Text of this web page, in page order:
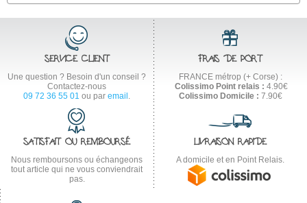
SERVICE CLIENT
Une question ? Besoin d'un conseil ?
Contactez-nous
09 72 36 55 01 ou par email .
FRAIS DE PORT
FRANCE métrop (+ Corse) :
Colissimo Point relais : 4.90€
Colissimo Domicile : 7.90€
SATISFAIT OU REMBOURSÉ
Nous remboursons ou échangeons
tout article qui ne vous conviendrait
pas.
LIVRAISON RAPIDE
A domicile et en Point Relais.